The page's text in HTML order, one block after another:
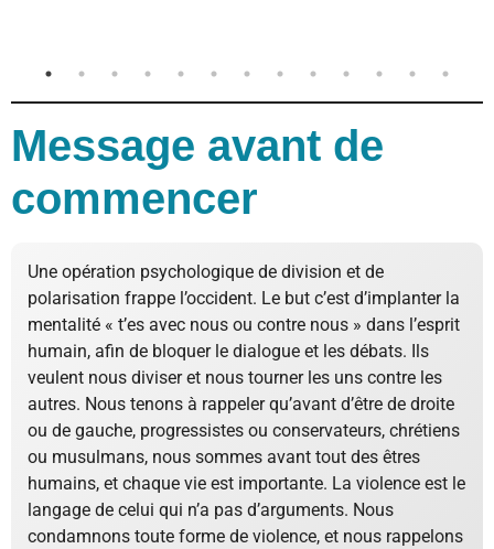
Message avant de
commencer
Une opération psychologique de division et de
polarisation frappe l’occident. Le but c’est d’implanter la
mentalité « t’es avec nous ou contre nous » dans l’esprit
humain, afin de bloquer le dialogue et les débats. Ils
veulent nous diviser et nous tourner les uns contre les
autres. Nous tenons à rappeler qu’avant d’être de droite
ou de gauche, progressistes ou conservateurs, chrétiens
ou musulmans, nous sommes avant tout des êtres
humains, et chaque vie est importante. La violence est le
langage de celui qui n’a pas d’arguments. Nous
condamnons toute forme de violence, et nous rappelons